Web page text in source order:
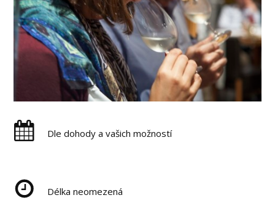
Dle dohody a vašich možností
Délka neomezená